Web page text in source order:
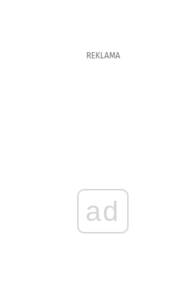
REKLAMA
ad